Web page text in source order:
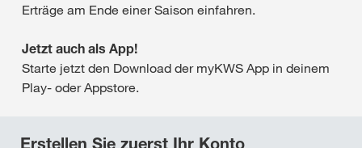
Erträge am Ende einer Saison einfahren.
Jetzt auch als App!
Starte jetzt den Download der myKWS App in deinem
Play- oder Appstore.
Erstellen Sie zuerst Ihr Konto